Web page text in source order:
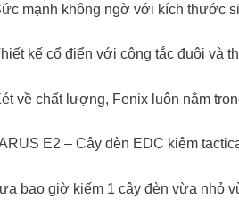
mạnh không ngờ với kích thước
kế cổ điển với công tắc đuôi và
về chất lượng, Fenix luôn nằm
E2 – Cây đèn EDC kiêm
bao giờ kiếm 1 cây đèn vừa nhỏ